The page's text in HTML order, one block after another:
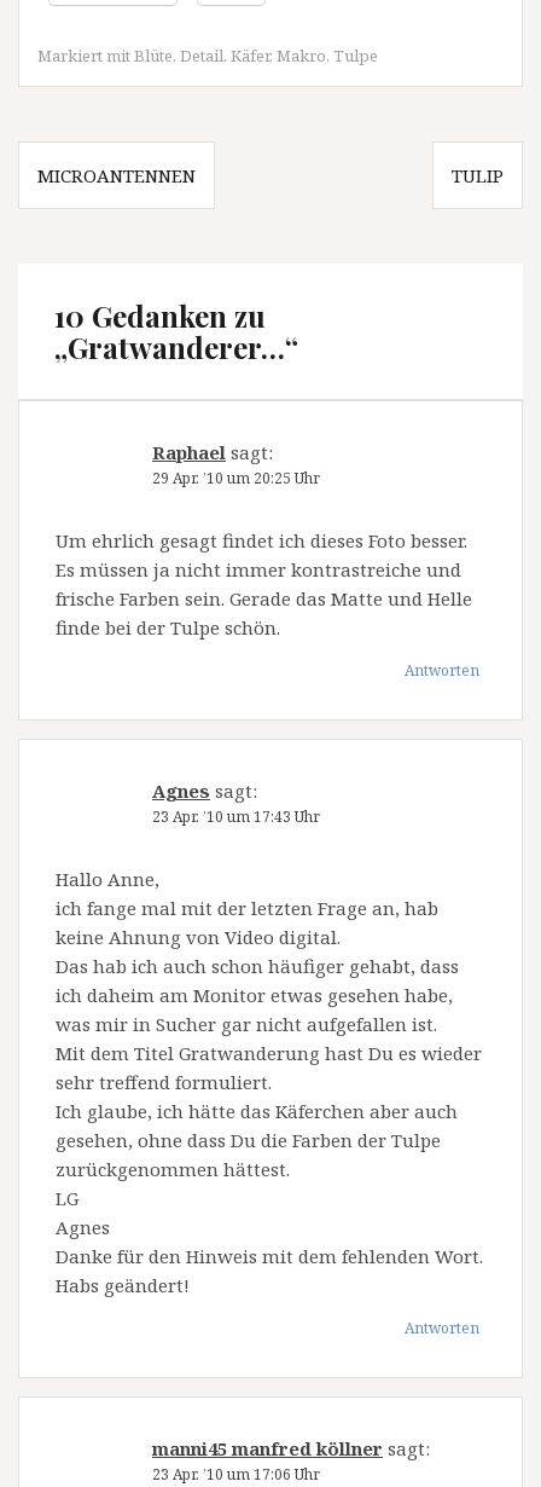
Markiert mitBlüte, Detail, Käfer, Makro, Tulpe
Beitragsnavigation
MICROANTENNEN TULIP
10 Gedanken zu
„Gratwanderer…“
Raphael sagt:
29 Apr. ’10 um 20:25 Uhr
Um ehrlich gesagt findet ich dieses Foto besser.
Es müssen ja nicht immer kontrastreiche und
frische Farben sein. Gerade das Matte und Helle
finde bei der Tulpe schön.
Antworten
Agnes sagt:
23 Apr. ’10 um 17:43 Uhr
Hallo Anne,
ich fange mal mit der letzten Frage an, hab
keine Ahnung von Video digital.
Das hab ich auch schon häufiger gehabt, dass
ich daheim am Monitor etwas gesehen habe,
was mir in Sucher gar nicht aufgefallen ist.
Mit dem Titel Gratwanderung hast Du es wieder
sehr treffend formuliert.
Ich glaube, ich hätte das Käferchen aber auch
gesehen, ohne dass Du die Farben der Tulpe
zurückgenommen hättest.
LG
Agnes
Danke für den Hinweis mit dem fehlenden Wort.
Habs geändert!
Antworten
manni45 manfred köllner sagt:
23 Apr. ’10 um 17:06 Uhr